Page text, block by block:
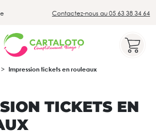
Contactez-nous au 05 63 38 34 64
Impression tickets en rouleaux
TICKETS EN